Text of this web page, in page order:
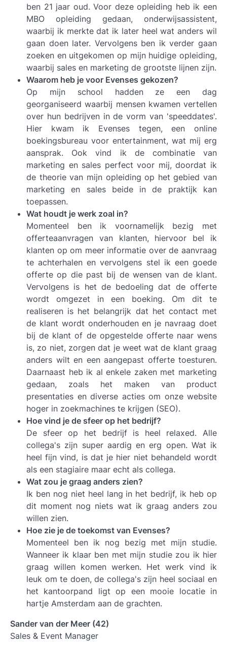
ben 21 jaar oud. Voor deze opleiding heb ik een
MBO opleiding gedaan, onderwijsassistent,
waarbij ik merkte dat ik later heel wat anders wil
gaan doen later. Vervolgens ben ik verder gaan
zoeken en uitgekomen op mijn huidige opleiding,
waarbij sales en marketing de grootste lijnen zijn.
Waarom heb je voor Evenses gekozen?
Op mijn school hadden ze een dag
georganiseerd waarbij mensen kwamen vertellen
over hun bedrijven in de vorm van 'speeddates'.
Hier kwam ik Evenses tegen, een online
boekingsbureau voor entertainment, wat mij erg
aansprak. Ook vind ik de combinatie van
marketing en sales perfect voor mij, doordat ik
de theorie van mijn opleiding op het gebied van
marketing en sales beide in de praktijk kan
toepassen.
Wat houdt je werk zoal in?
Momenteel ben ik voornamelijk bezig met
offerteaanvragen van klanten, hiervoor bel ik
klanten op om meer informatie over de aanvraag
te achterhalen en vervolgens stel ik een goede
offerte op die past bij de wensen van de klant.
Vervolgens is het de bedoeling dat de offerte
wordt omgezet in een boeking. Om dit te
realiseren is het belangrijk dat het contact met
de klant wordt onderhouden en je navraag doet
bij de klant of de opgestelde offerte naar wens
is, zo niet, zorgen dat je weet wat de klant graag
anders wilt en een aangepast offerte toesturen.
Daarnaast heb ik al enkele zaken met marketing
gedaan, zoals het maken van product
presentaties en diverse acties om onze website
hoger in zoekmachines te krijgen (SEO).
Hoe vind je de sfeer op het bedrijf?
De sfeer op het bedrijf is heel relaxed. Alle
collega's zijn super aardig en erg open. Wat ik
heel fijn vind, is dat je hier niet behandeld wordt
als een stagiaire maar echt als collega.
Wat zou je graag anders zien?
Ik ben nog niet heel lang in het bedrijf, ik heb op
dit moment nog niets wat ik graag anders zou
willen zien.
Hoe zie je de toekomst van Evenses?
Momenteel ben ik nog bezig met mijn studie.
Wanneer ik klaar ben met mijn studie zou ik hier
graag willen komen werken. Het werk vind ik
leuk om te doen, de collega's zijn heel sociaal en
het kantoorpand ligt op een mooie locatie in
hartje Amsterdam aan de grachten.
Sander van der Meer (42)
Sales & Event Manager